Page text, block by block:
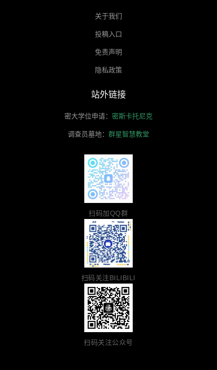
关于我们
投稿入口
免责声明
隐私政策
站外链接
密大学位申请： 密斯卡托尼克
调查员墓地： 群星智慧教堂
扫码加QQ群
扫码关注BILIBILI
扫码关注公众号